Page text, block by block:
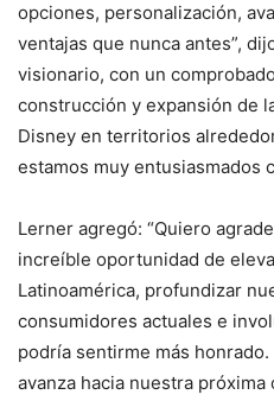
opciones, personalización,
ventajas que nunca antes”,
visionario, con un
construcción y expansión de
Disney en territorios
estamos muy entusiasmados
Lerner agregó: “Quiero
increíble oportunidad de
Latinoamérica, profundizar
consumidores actuales e
podría sentirme más
avanza hacia nuestra